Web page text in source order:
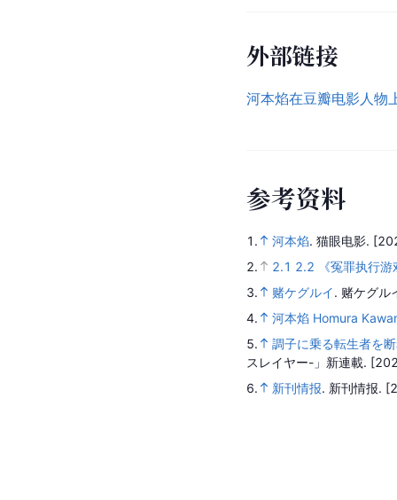
外部链接
河本焰在豆瓣电影人物
参考资料
1. 河本焰. 猫眼电影.
2.
2.1 2.2
《冤罪执行
3.
赌ケグルイ. 赌ケグル
4.
河本焰 Homura
5.
調子に乗る転生者を
スレイヤー-」新連載.
6.
新刊情报. 新刊情报.